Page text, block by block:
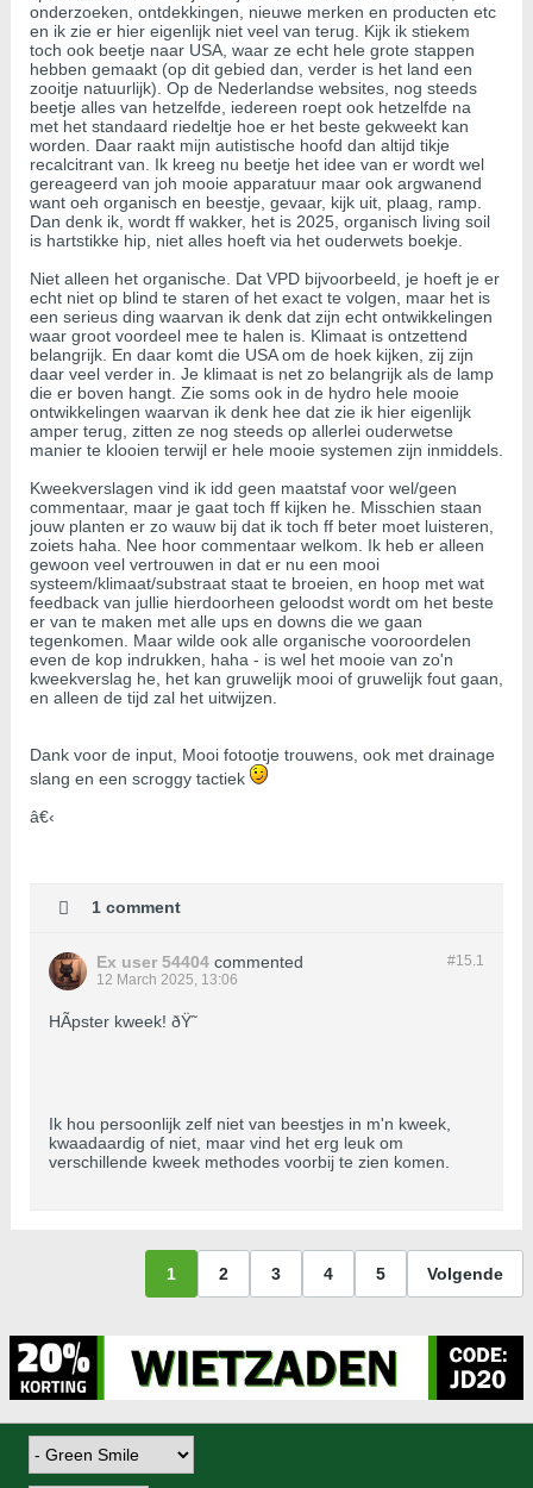
onderzoeken, ontdekkingen, nieuwe merken en producten etc
en ik zie er hier eigenlijk niet veel van terug. Kijk ik stiekem
toch ook beetje naar USA, waar ze echt hele grote stappen
hebben gemaakt (op dit gebied dan, verder is het land een
zooitje natuurlijk). Op de Nederlandse websites, nog steeds
beetje alles van hetzelfde, iedereen roept ook hetzelfde na
met het standaard riedeltje hoe er het beste gekweekt kan
worden. Daar raakt mijn autistische hoofd dan altijd tikje
recalcitrant van. Ik kreeg nu beetje het idee van er wordt wel
gereageerd van joh mooie apparatuur maar ook argwanend
want oeh organisch en beestje, gevaar, kijk uit, plaag, ramp.
Dan denk ik, wordt ff wakker, het is 2025, organisch living soil
is hartstikke hip, niet alles hoeft via het ouderwets boekje.
Niet alleen het organische. Dat VPD bijvoorbeeld, je hoeft je er
echt niet op blind te staren of het exact te volgen, maar het is
een serieus ding waarvan ik denk dat zijn echt ontwikkelingen
waar groot voordeel mee te halen is. Klimaat is ontzettend
belangrijk. En daar komt die USA om de hoek kijken, zij zijn
daar veel verder in. Je klimaat is net zo belangrijk als de lamp
die er boven hangt. Zie soms ook in de hydro hele mooie
ontwikkelingen waarvan ik denk hee dat zie ik hier eigenlijk
amper terug, zitten ze nog steeds op allerlei ouderwetse
manier te klooien terwijl er hele mooie systemen zijn inmiddels.
Kweekverslagen vind ik idd geen maatstaf voor wel/geen
commentaar, maar je gaat toch ff kijken he. Misschien staan
jouw planten er zo wauw bij dat ik toch ff beter moet luisteren,
zoiets haha. Nee hoor commentaar welkom. Ik heb er alleen
gewoon veel vertrouwen in dat er nu een mooi
systeem/klimaat/substraat staat te broeien, en hoop met wat
feedback van jullie hierdoorheen geloodst wordt om het beste
er van te maken met alle ups en downs die we gaan
tegenkomen. Maar wilde ook alle organische vooroordelen
even de kop indrukken, haha - is wel het mooie van zo'n
kweekverslag he, het kan gruwelijk mooi of gruwelijk fout gaan,
en alleen de tijd zal het uitwijzen.
Dank voor de input, Mooi fotootje trouwens, ook met drainage
slang en een scroggy tactiek
â€‹
1 comment
#15.1
Ex user 54404 commented
12 March 2025, 13:06
HÃ­pster kweek! ðŸ˜
Ik hou persoonlijk zelf niet van beestjes in m'n kweek,
kwaadaardig of niet, maar vind het erg leuk om
verschillende kweek methodes voorbij te zien komen.
1 2 3 4 5 Volgende